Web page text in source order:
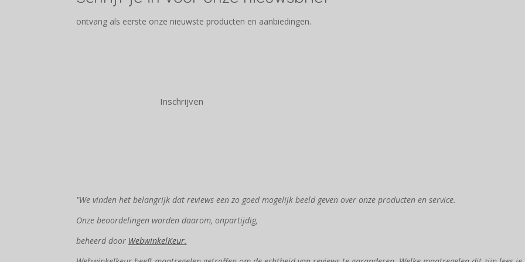
ontvang als eerste onze nieuwste producten en aanbiedingen.
Inschrijven
"We vinden het belangrijk dat reviews een zo goed mogelijk beeld geven over onze producten en service.
Onze beoordelingen worden daarom, onpartijdig,
beheerd door WebwinkelKeur.